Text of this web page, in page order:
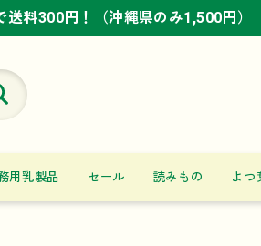
料300円！（沖縄県のみ1,500円）
料300円！（沖縄県のみ1,500円）
料300円！（沖縄県のみ1,500円）
用乳製品 セール 読みもの よつ